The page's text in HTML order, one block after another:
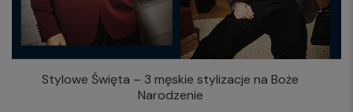
Stylowe Święta – 3 męskie stylizacje na Boże
Narodzenie